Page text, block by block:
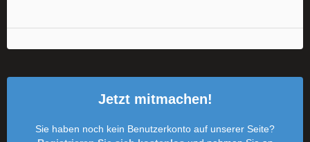
Jetzt mitmachen!
Sie haben noch kein Benutzerkonto auf unserer Seite?